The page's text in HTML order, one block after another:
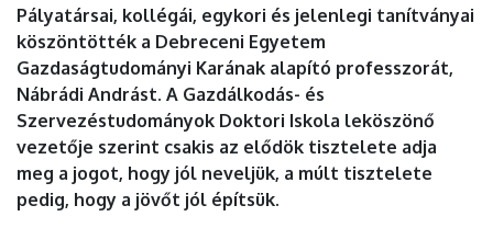
Pályatársai, kollégái, egykori és jelenlegi tanítványai
köszöntötték a Debreceni Egyetem
Gazdaságtudományi Karának alapító professzorát,
Nábrádi Andrást. A Gazdálkodás- és
Szervezéstudományok Doktori Iskola leköszönő
vezetője szerint csakis az elődök tisztelete adja
meg a jogot, hogy jól neveljük, a múlt tisztelete
pedig, hogy a jövőt jól építsük.